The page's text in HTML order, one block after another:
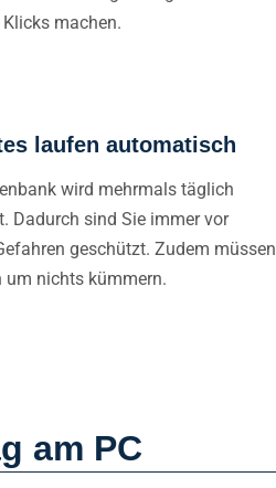
machen.
laufen automatisch
wird mehrmals täglich
Dadurch sind Sie immer vor
geschützt. Zudem müssen
um nichts kümmern.
am PC